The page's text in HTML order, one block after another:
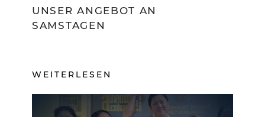
UNSER ANGEBOT AN
SAMSTAGEN
WEITERLESEN